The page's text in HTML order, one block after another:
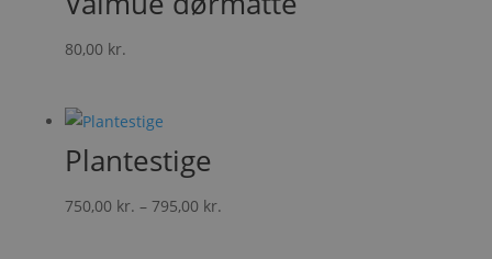
80,00 kr.
Plantestige
750,00 kr. – 795,00 kr.